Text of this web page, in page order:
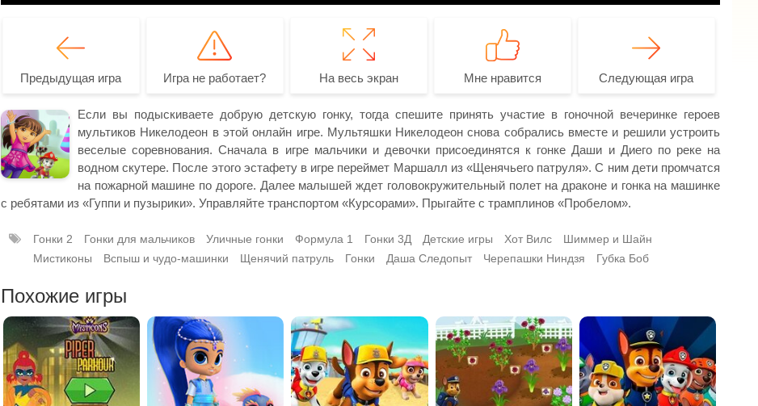
Предыдущая игра Игра не работает? На весь экран Мне нравится Следующая игра
Если вы подыскиваете добрую детскую гонку, тогда спешите принять участие в гоночной вечеринке героев
мультиков Никелодеон в этой онлайн игре. Мультяшки Никелодеон снова собрались вместе и решили устроить
веселые соревнования. Сначала в игре мальчики и девочки присоединятся к гонке Даши и Диего по реке на
водном скутере. После этого эстафету в игре переймет Маршалл из «Щенячьего патруля». С ним дети промчатся
на пожарной машине по дороге. Далее малышей ждет головокружительный полет на драконе и гонка на машинке
с ребятами из «Гуппи и пузырики». Управляйте транспортом «Курсорами». Прыгайте с трамплинов «Пробелом».
Гонки 2 Гонки для мальчиков Уличные гонки Формула 1 Гонки 3Д Детские игры Хот Вилс
Шиммер и Шайн
Мистиконы
Вспыш и чудо-машинки Щенячий патруль Гонки Даша Следопыт Черепашки Ниндзя Губка Боб
Похожие игры